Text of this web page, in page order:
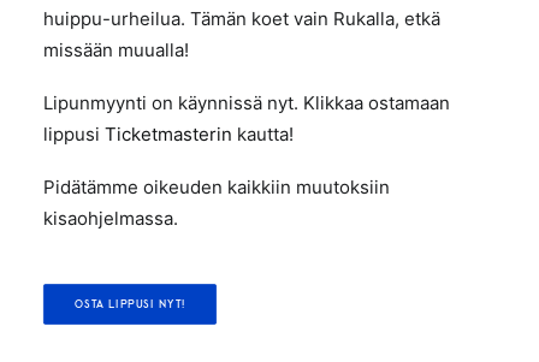
huippu-urheilua. Tämän koet vain Rukalla, etkä
missään muualla!
Lipunmyynti on käynnissä nyt. Klikkaa ostamaan
lippusi Ticketmasterin kautta!
Pidätämme oikeuden kaikkiin muutoksiin
kisaohjelmassa.
OSTA LIPPUSI NYT!